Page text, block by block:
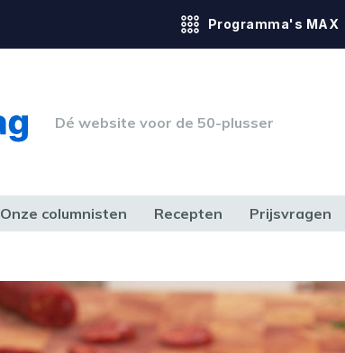
Programma's MAX
Dé website voor de 50-plusser
Onze columnisten Recepten Prijsvragen